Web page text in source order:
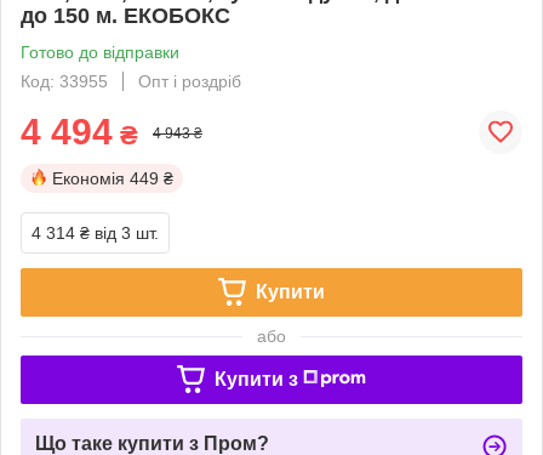
до 150 м. ЕКОБОКС
Готово до відправки
Код: 33955
Опт і роздріб
4 494 ₴ 4 943 ₴
Економія 449 ₴
4 314 ₴ від 3 шт.
Купити
або
Купити з
Що таке купити з Пром?